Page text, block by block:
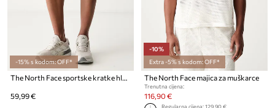
-15% s kodom: OFF*
The North Face sportske kratke hlače za muškarce PATHFINDER PULL ON
59,99 €
-10%
Extra -5% s kodom: OFF*
The North Face majica za muškarce
Trenutna cijena:
116,90 €